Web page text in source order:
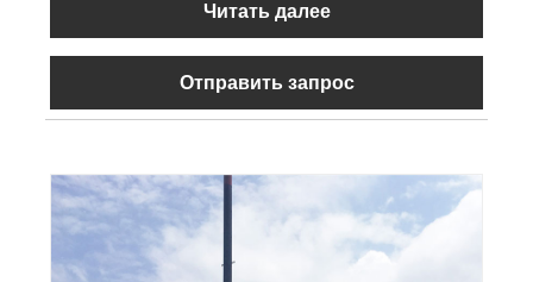
Читать далее
Отправить запрос